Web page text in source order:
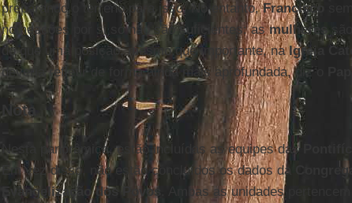
preparando o terreno para isso. No entanto,Francisco
nomeações por si só não são suficientes: asmulheres
do que uma posição, mesmo que importante, naIgreja
deveria refletir de forma ainda mais aprofundada, diz o
Nota
Nesta panorâmica, estão incluídas as equipes das
Em vez disso, não estão concluídos os dados da
Evangelização dos Povos
. Ambas as unidades